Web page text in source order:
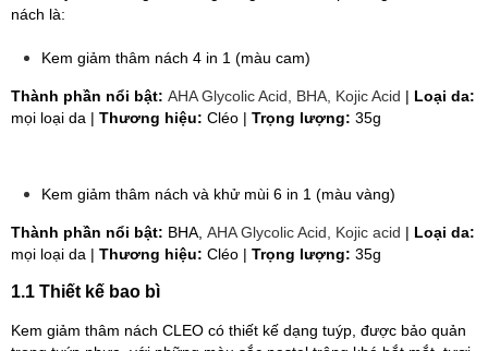
nách là:
Kem giảm thâm nách 4 in 1 (màu cam)
Thành phần nổi bật: AHA Glycolic Acid, BHA, Kojic Acid | Loại da:
mọi loại da | Thương hiệu: Cléo | Trọng lượng: 35g
Kem giảm thâm nách và khử mùi 6 in 1 (màu vàng)
​​Thành phần nổi bật: BHA, AHA Glycolic Acid, Kojic acid | Loại da:
mọi loại da | Thương hiệu: Cléo | Trọng lượng: 35g
1.1 Thiết kế bao bì
Kem giảm thâm nách CLEO có thiết kế dạng tuýp, được bảo quản